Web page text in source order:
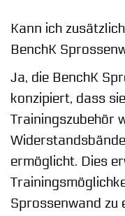
Kann ich
BenchK
Ja, die BenchK
konzipiert, dass
Trainingszubehör
ermöglicht. Dies
Sprossenwand zu